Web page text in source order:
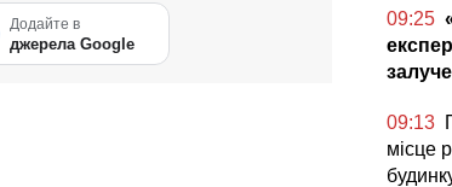
Додайте в
джерела Google
09:25
09:13
місце